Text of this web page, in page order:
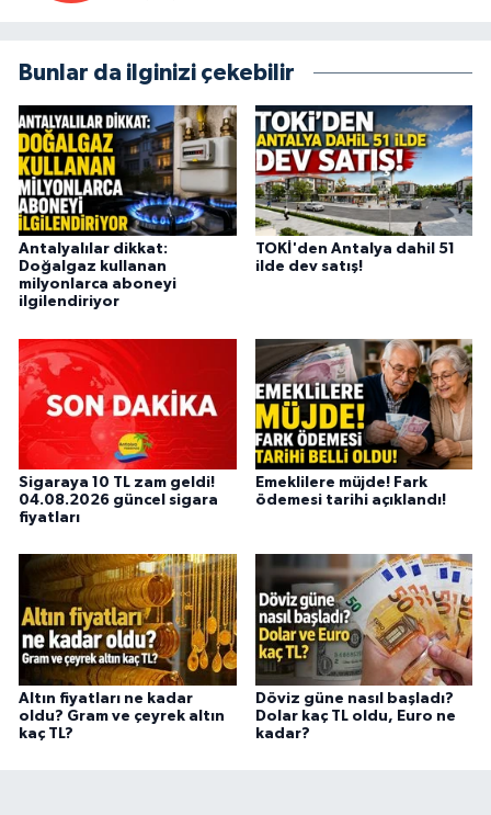
Bunlar da ilginizi çekebilir
Antalyalılar dikkat:
Doğalgaz kullanan
milyonlarca aboneyi
ilgilendiriyor
TOKİ'den Antalya dahil 51
ilde dev satış!
Sigaraya 10 TL zam geldi!
04.08.2026 güncel sigara
fiyatları
Emeklilere müjde! Fark
ödemesi tarihi açıklandı!
Altın fiyatları ne kadar
oldu? Gram ve çeyrek altın
kaç TL?
Döviz güne nasıl başladı?
Dolar kaç TL oldu, Euro ne
kadar?